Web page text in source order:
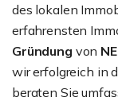
des lokalen
erfahrensten
Gründung von
wir erfolgreich in
beraten Sie